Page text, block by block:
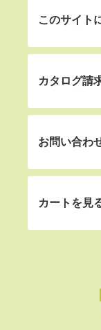
このサイト
カタログ請
お問い合わ
カートを見